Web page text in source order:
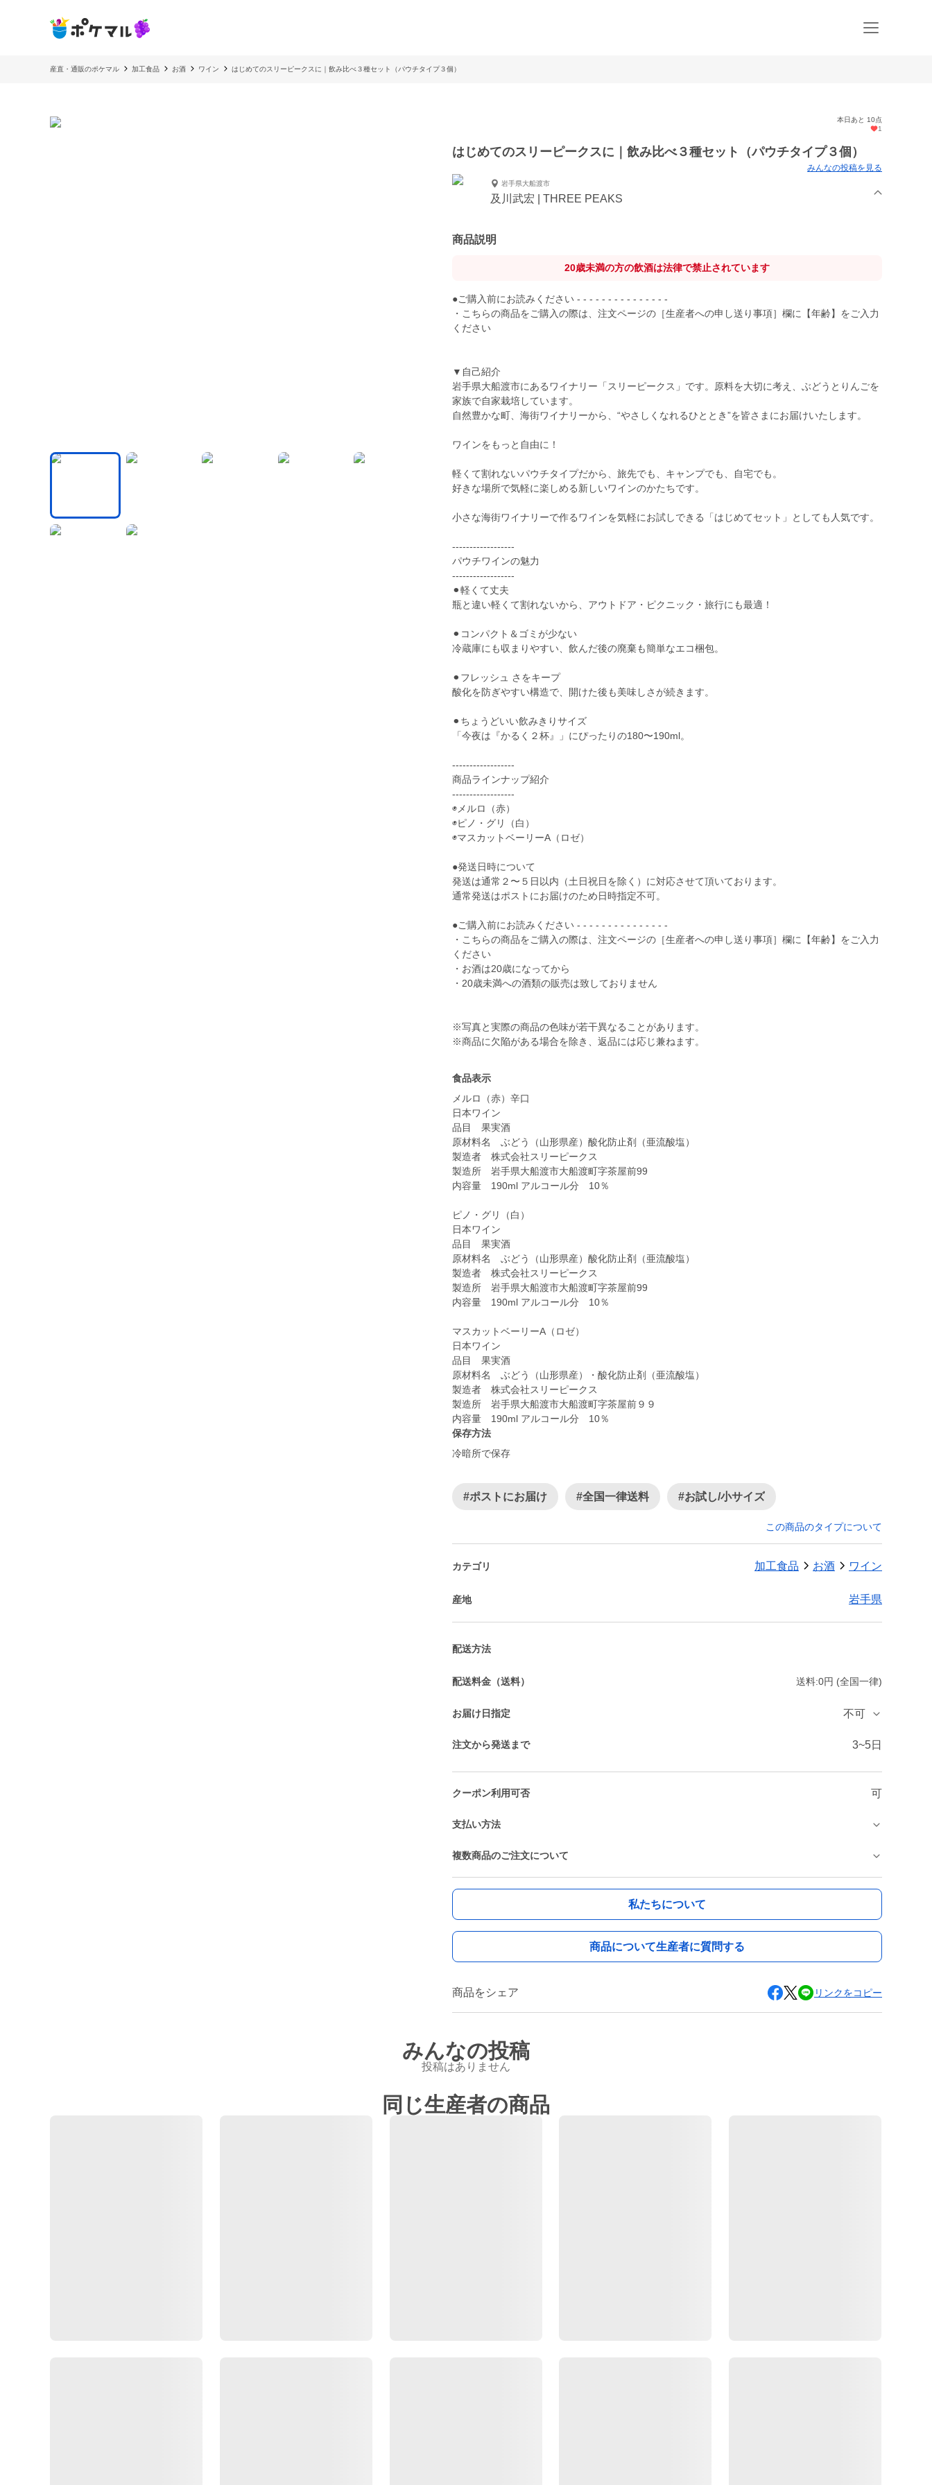
産直・通販のポケマル 加工食品 お酒 ワイン はじめてのスリーピークスに｜飲み比べ３種セット（パウチタイプ３個）
本日あと 10点
1
はじめてのスリーピークスに｜飲み比べ３種セット（パウチタイプ３個）
みんなの投稿を見る
岩手県大船渡市
及川武宏 | THREE PEAKS
商品説明
20歳未満の方の飲酒は法律で禁止されています
●ご購入前にお読みください - - - - - - - - - - - - - - -
・こちらの商品をご購入の際は、注文ページの［生産者への申し送り事項］欄に【年齢】をご入力
ください
▼自己紹介
岩手県大船渡市にあるワイナリー「スリーピークス」です。原料を大切に考え、ぶどうとりんごを
家族で自家栽培しています。
自然豊かな町、海街ワイナリーから、“やさしくなれるひととき”を皆さまにお届けいたします。
ワインをもっと自由に！
軽くて割れないパウチタイプだから、旅先でも、キャンプでも、自宅でも。
好きな場所で気軽に楽しめる新しいワインのかたちです。
小さな海街ワイナリーで作るワインを気軽にお試しできる「はじめてセット」としても人気です。
------------------
パウチワインの魅力
------------------
⚫︎軽くて丈夫
瓶と違い軽くて割れないから、アウトドア・ピクニック・旅行にも最適！
⚫︎コンパクト＆ゴミが少ない
冷蔵庫にも収まりやすい、飲んだ後の廃棄も簡単なエコ梱包。
⚫︎フレッシュ さをキープ
酸化を防ぎやすい構造で、開けた後も美味しさが続きます。
⚫︎ちょうどいい飲みきりサイズ
「今夜は『かるく２杯』」にぴったりの180〜190ml。
------------------
商品ラインナップ紹介
------------------
◉メルロ（赤）
◉ピノ・グリ（白）
◉マスカットベーリーA（ロゼ）
●発送日時について
発送は通常２〜５日以内（土日祝日を除く）に対応させて頂いております。
通常発送はポストにお届けのため日時指定不可。
●ご購入前にお読みください - - - - - - - - - - - - - - -
・こちらの商品をご購入の際は、注文ページの［生産者への申し送り事項］欄に【年齢】をご入力
ください
・お酒は20歳になってから
・20歳未満への酒類の販売は致しておりません
※写真と実際の商品の色味が若干異なることがあります。
※商品に欠陥がある場合を除き、返品には応じ兼ねます。
食品表示
メルロ（赤）辛口
日本ワイン
品目 果実酒
原材料名 ぶどう（山形県産）酸化防止剤（亜流酸塩）
製造者 株式会社スリーピークス
製造所 岩手県大船渡市大船渡町字茶屋前99
内容量 190ml アルコール分 10％
ピノ・グリ（白）
日本ワイン
品目 果実酒
原材料名 ぶどう（山形県産）酸化防止剤（亜流酸塩）
製造者 株式会社スリーピークス
製造所 岩手県大船渡市大船渡町字茶屋前99
内容量 190ml アルコール分 10％
マスカットベーリーA（ロゼ）
日本ワイン
品目 果実酒
原材料名 ぶどう（山形県産）・酸化防止剤（亜流酸塩）
製造者 株式会社スリーピークス
製造所 岩手県大船渡市大船渡町字茶屋前９９
内容量 190ml アルコール分 10％
保存方法
冷暗所で保存
#ポストにお届け #全国一律送料 #お試し/小サイズ
この商品のタイプについて
カテゴリ 加工食品 お酒 ワイン
産地 岩手県
配送方法
配送料金（送料） 送料:0円 (全国一律)
お届け日指定 不可
注文から発送まで 3~5日
クーポン利用可否 可
支払い方法
複数商品のご注文について
私たちについて
商品について生産者に質問する
商品をシェア リンクをコピー
みんなの投稿
投稿はありません
同じ生産者の商品